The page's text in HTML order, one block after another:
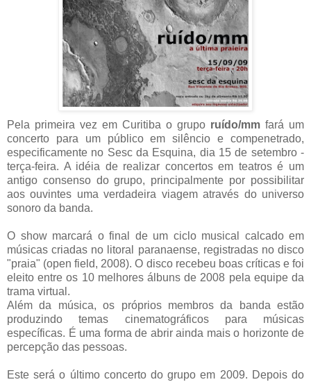
Pela primeira vez em Curitiba o grupo ruído/mm fará um
concerto para um público em silêncio e compenetrado,
especificamente no Sesc da Esquina, dia 15 de setembro -
terça-feira. A idéia de realizar concertos em teatros é um
antigo consenso do grupo, principalmente por possibilitar
aos ouvintes uma verdadeira viagem através do universo
sonoro da banda.
O show marcará o final de um ciclo musical calcado em
músicas criadas no litoral paranaense, registradas no disco
"praia" (open field, 2008). O disco recebeu boas críticas e foi
eleito entre os 10 melhores álbuns de 2008 pela equipe da
trama virtual.
Além da música, os próprios membros da banda estão
produzindo temas cinematográficos para músicas
específicas. É uma forma de abrir ainda mais o horizonte de
percepção das pessoas.
Este será o último concerto do grupo em 2009. Depois do